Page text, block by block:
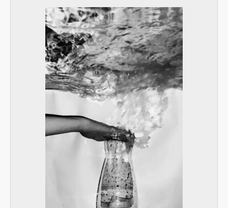
[Subseries] Plasma
[Subseries] Promiň
[Subseries] Ruda, minerál, prach, kov
[Subseries] Prolog
[Subseries] Sněm věcí
[Subseries] Konkomitantní růstový jev
[Subseries] I’m Doing Great (I’m Doing Great)
[Subseries] Hun Tun
[Subseries] Acedia
[Subseries] Pyramida
[Subseries] Ecopoiesis
[Subseries] Zero Gravity Grave
[Subseries] Jak natáčet v Africe
[Subseries] A Memoir in Dance
[Subseries] Nadějní návštěvníci a truchlící průvodci: Zápisky z cestovního deníku temného turisty
[Subseries] Polní lékař aneb Pravidla styku s místními e-dívkami
[Subseries] Ruvja a Morena